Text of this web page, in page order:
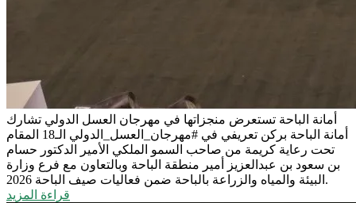
أمانة الباحة تستعرض منجزاتها في مهرجان العسل الدولي تشارك
أمانة الباحة بركن تعريفي في #مهرجان_العسل_الدولي الـ18 المقام
تحت رعاية كريمة من صاحب السمو الملكي الأمير الدكتور حسام
بن سعود بن عبدالعزيز أمير منطقة الباحة وبالتعاون مع فرع وزارة
البيئة والمياه والزراعة بالباحة ضمن فعاليات صيف الباحة 2026.
قراءة المزيد